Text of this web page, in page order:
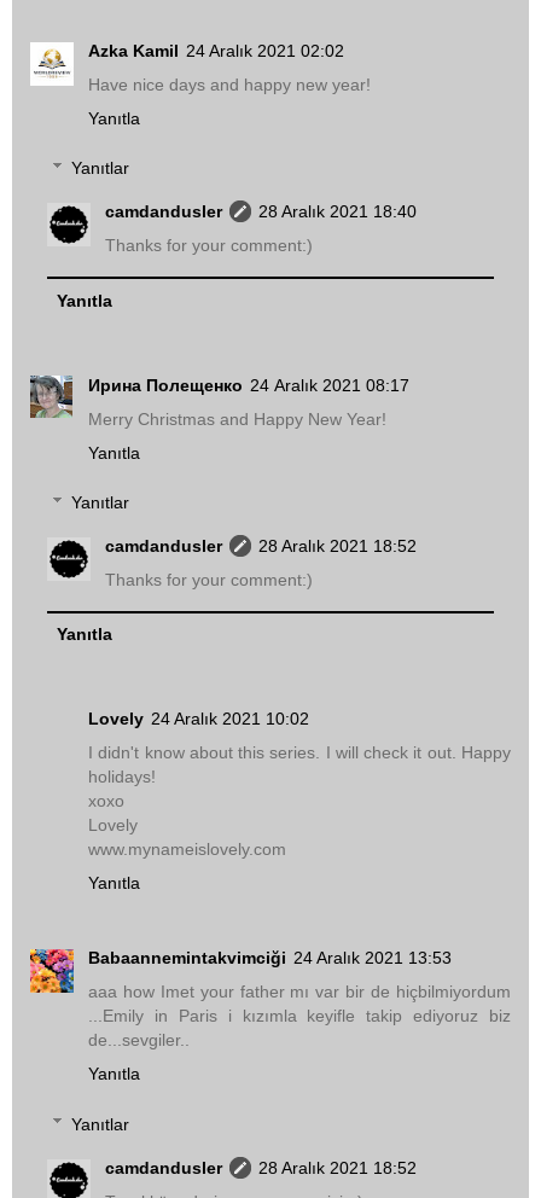
Azka Kamil 24 Aralık 2021 02:02
Have nice days and happy new year!
Yanıtla
Yanıtlar
camdandusler
28 Aralık 2021 18:40
Thanks for your comment:)
Yanıtla
Ирина Полещенко 24 Aralık 2021 08:17
Merry Christmas and Happy New Year!
Yanıtla
Yanıtlar
camdandusler
28 Aralık 2021 18:52
Thanks for your comment:)
Yanıtla
Lovely 24 Aralık 2021 10:02
I didn't know about this series. I will check it out. Happy
holidays!
xoxo
Lovely
www.mynameislovely.com
Yanıtla
Babaannemintakvimciği 24 Aralık 2021 13:53
aaa how Imet your father mı var bir de hiçbilmiyordum
...Emily in Paris i kızımla keyifle takip ediyoruz biz
de...sevgiler..
Yanıtla
Yanıtlar
camdandusler
28 Aralık 2021 18:52